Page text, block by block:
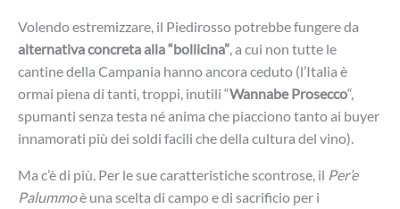
Volendo estremizzare, il Piedirosso potrebbe fungere da
alternativa concreta alla “bollicina”, a cui non tutte le
cantine della Campania hanno ancora ceduto (l’Italia è
ormai piena di tanti, troppi, inutili “Wannabe Prosecco“,
spumanti senza testa né anima che piacciono tanto ai buyer
innamorati più dei soldi facili che della cultura del vino).
Ma c’è di più. Per le sue caratteristiche scontrose, il Per’e
Palummoè una scelta di campo e di sacrificio per i